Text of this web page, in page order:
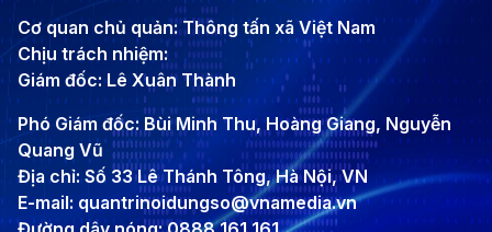
Cơ quan chủ quản: Thông tấn xã Việt Nam
Chịu trách nhiệm:
Giám đốc: Lê Xuân Thành
Phó Giám đốc: Bùi Minh Thu, Hoàng Giang, Nguyễn
Quang Vũ
Địa chỉ: Số 33 Lê Thánh Tông, Hà Nội, VN
E-mail: quantrinoidungso@vnamedia.vn